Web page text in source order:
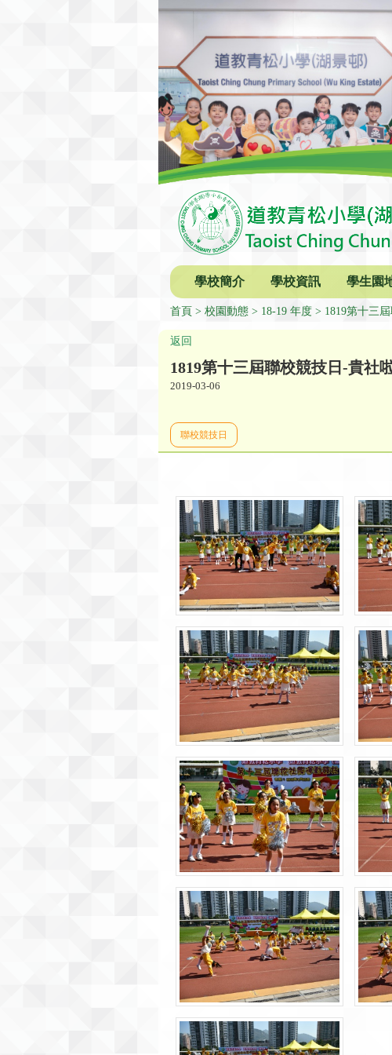
學校簡介 學校資訊 學生園
首頁 校園動態 18-19 年度 1819第十三
返回
1819第十三屆聯校競技日-貴社
2019-03-06
聯校競技日